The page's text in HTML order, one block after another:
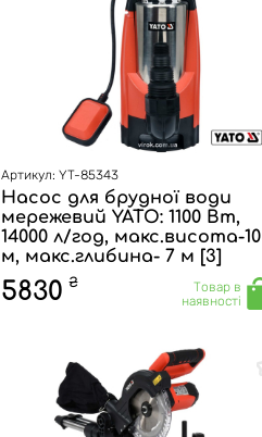
Артикул: YT-85343
Насос для брудної води
мережевий YATO: 1100 Вт,
14000 л/год, макс.висота-10
м, макс.глибина- 7 м [3]
5830 ₴
Товар в
наявності